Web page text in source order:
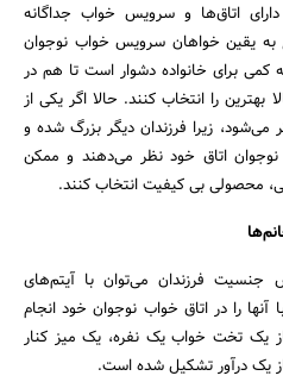
اتاق‌ها و سرویس خواب جداگانه
یقین خواهان سرویس خواب نوجوان
برای خانواده دشوار است تا هم در
را انتخاب کنند. حالا اگر یکی از
زیرا فرزندان دیگر بزرگ شده و
اتاق خود نظر می‌دهند و ممکن
محصولی بی کیفیت انتخاب کنند.
فرزندان می‌توان با آیتم‌های
آنها را در اتاق خواب نوجوان خود انجام
یک تخت خواب یک نفره، یک میز کنار
یک درآور تشکیل شده است.